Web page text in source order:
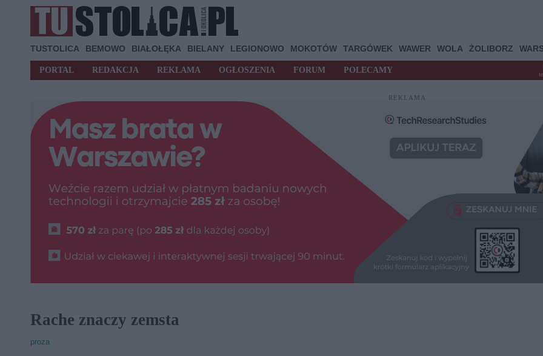
TUSTOLICA BEMOWO BIAŁOŁĘKA BIELANY LEGIONOWO MOKOTÓW TARGÓWEK WAWER WOLA ŻOLIBORZ
PORTAL REDAKCJA REKLAMA OGŁOSZENIA FORUM POLECAMY
REKLAMA
Rache znaczy zemsta
proza